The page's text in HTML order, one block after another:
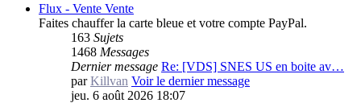
Flux - Vente Vente
Faites chauffer la carte bleue et votre compte PayPal.
163 Sujets
1468 Messages
Dernier message Re: [VDS] SNES US en boite av…
parKillvan Voir le dernier message
jeu. 6 août 2026 18:07